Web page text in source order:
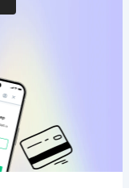
кредит
програма